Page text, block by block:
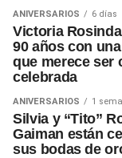
ANIVERSARIOS 6 días
Victoria
90 años con
que merece ser
celebrada
ANIVERSARIOS 1
Silvia y “Tito”
Gaiman están
sus bodas de